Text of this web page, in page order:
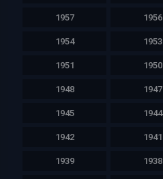
1957 1956
1954 1953
1951 1950
1948 1947
1945 1944
1942 1941
1939 1938